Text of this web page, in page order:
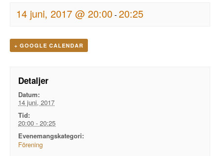
14 juni, 2017 @ 20:00-20:25
+ GOOGLE CALENDAR
Detaljer
Datum:
14 juni, 2017
Tid:
20:00 - 20:25
Evenemangskategori:
Förening